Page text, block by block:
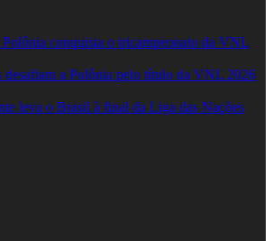
conquista o tricampeonato da VNL
desafiam a Polônia pelo título da VNL 2026
leva o Brasil à final da Liga das Nações